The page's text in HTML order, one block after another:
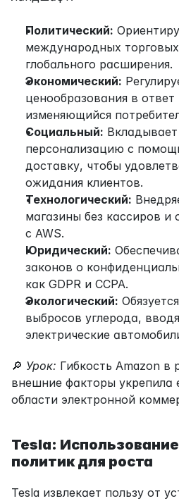
Политический:
международных
глобального расширения.
Экономический:
ценообразования в
изменяющийся
Социальный:
персонализацию с
доставку, чтобы
ожидания клиентов.
Технологический:
магазины без кассиров и
с AWS.
Юридический:
законов о
как GDPR и CCPA.
Экологический:
выбросов углерода,
электрические
🔎 Урок: Гибкость Amazon в
внешние факторы укрепила
области электронной
Tesla:
политик для роста
Tesla извлекает пользу от